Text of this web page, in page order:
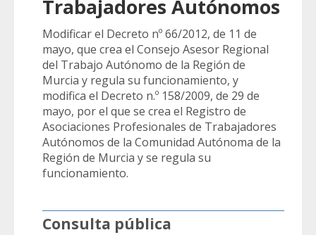
Trabajadores Autónomos
Modificar el Decreto nº 66/2012, de 11 de
mayo, que crea el Consejo Asesor Regional
del Trabajo Autónomo de la Región de
Murcia y regula su funcionamiento, y
modifica el Decreto n.º 158/2009, de 29 de
mayo, por el que se crea el Registro de
Asociaciones Profesionales de Trabajadores
Autónomos de la Comunidad Autónoma de la
Región de Murcia y se regula su
funcionamiento.
Consulta pública